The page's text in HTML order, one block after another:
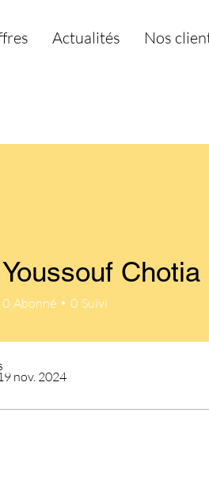
Actualités Nos
nov. 2024
Youssouf Chotia
0 Abonné 0 Suivi